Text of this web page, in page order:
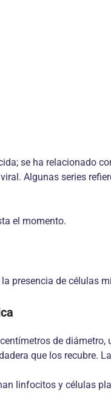
se ha relacionado
Algunas series
el momento.
presencia de células
de diámetro,
que los recubre.
linfocitos y células